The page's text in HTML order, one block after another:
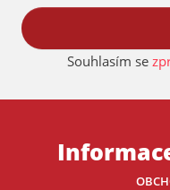
Souhlasím se